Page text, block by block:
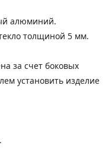
алюминий.
толщиной 5 мм.
за счет боковых
установить изделие